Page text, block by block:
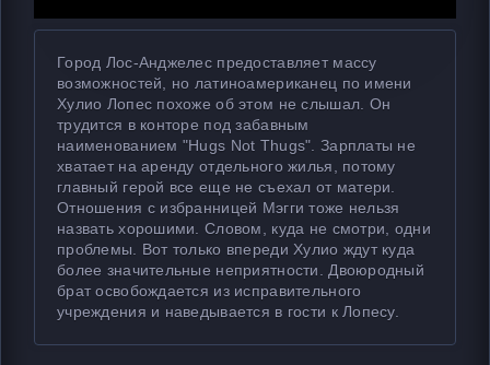
Город Лос-Анджелес предоставляет массу
возможностей, но латиноамериканец по имени
Хулио Лопес похоже об этом не слышал. Он
трудится в конторе под забавным
наименованием "Hugs Not Thugs". Зарплаты не
хватает на аренду отдельного жилья, потому
главный герой все еще не съехал от матери.
Отношения с избранницей Мэгги тоже нельзя
назвать хорошими. Словом, куда не смотри, одни
проблемы. Вот только впереди Хулио ждут куда
более значительные неприятности. Двоюродный
брат освобождается из исправительного
учреждения и наведывается в гости к Лопесу.